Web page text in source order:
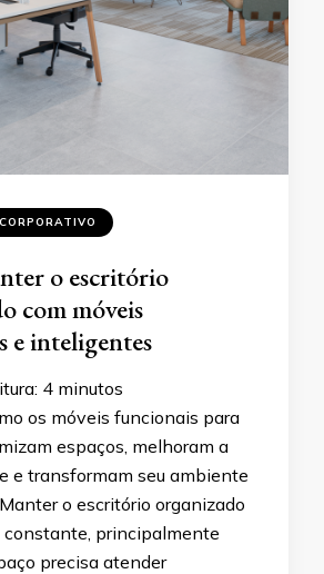
o escritório
com móveis
e inteligentes
4 minutos
os móveis funcionais para
espaços, melhoram a
e transformam seu ambiente
o escritório organizado
constante, principalmente
precisa atender